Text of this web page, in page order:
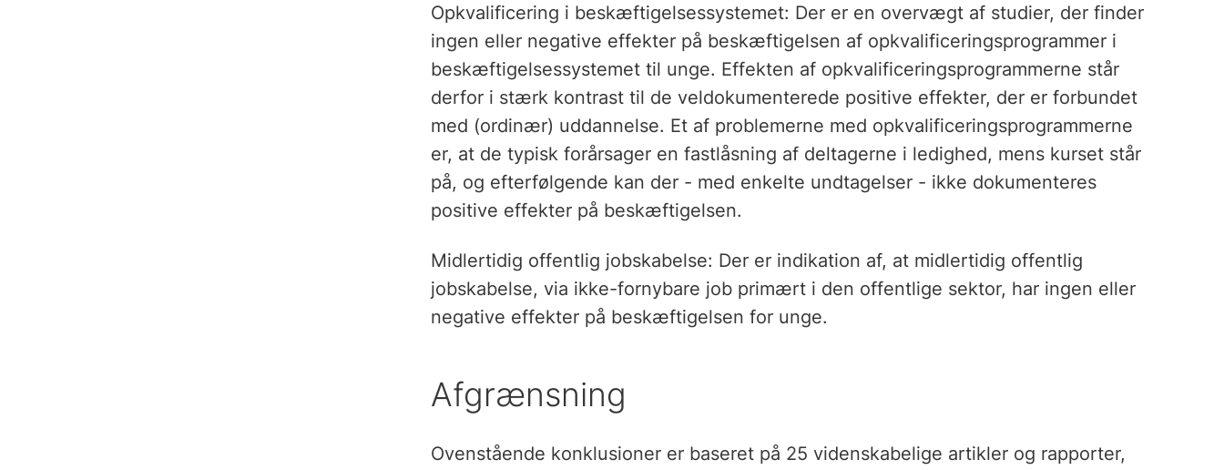
Opkvalificering i beskæftigelsessystemet: Der er en overvægt af studier, der finder
ingen eller negative effekter på beskæftigelsen af opkvalificeringsprogrammer i
beskæftigelsessystemet til unge. Effekten af opkvalificeringsprogrammerne står
derfor i stærk kontrast til de veldokumenterede positive effekter, der er forbundet
med (ordinær) uddannelse. Et af problemerne med opkvalificeringsprogrammerne
er, at de typisk forårsager en fastlåsning af deltagerne i ledighed, mens kurset står
på, og efterfølgende kan der - med enkelte undtagelser - ikke dokumenteres
positive effekter på beskæftigelsen.
Midlertidig offentlig jobskabelse: Der er indikation af, at midlertidig offentlig
jobskabelse, via ikke-fornybare job primært i den offentlige sektor, har ingen eller
negative effekter på beskæftigelsen for unge.
Afgrænsning
Ovenstående konklusioner er baseret på 25 videnskabelige artikler og rapporter,